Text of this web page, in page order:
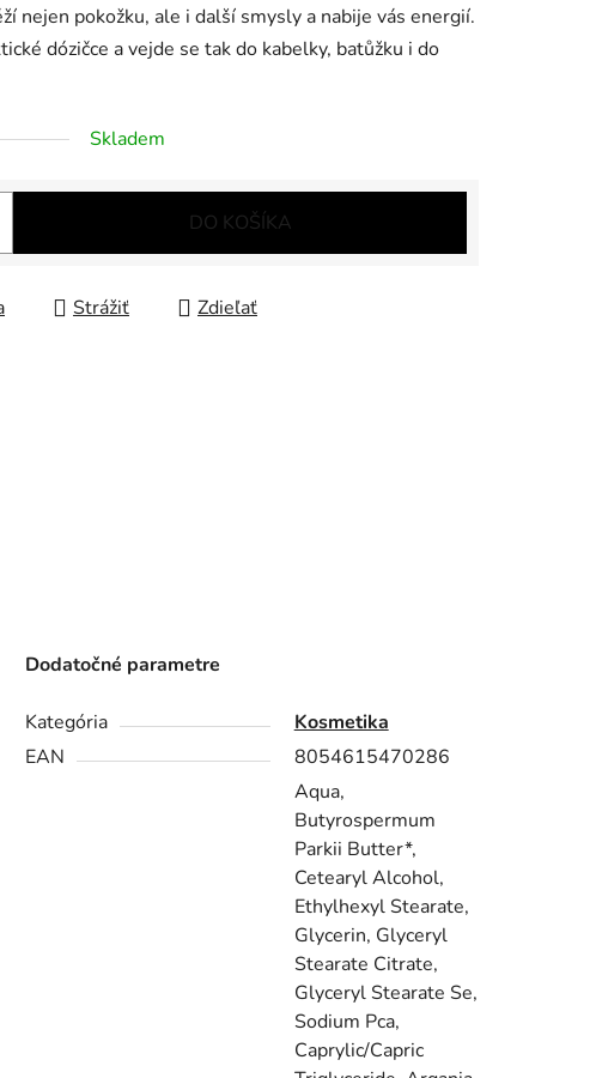
nejen pokožku, ale i další smysly a nabije vás energií.
dózičce a vejde se tak do kabelky, batůžku i do
Skladem
DO KOŠÍKA
Strážiť Zdieľať
Dodatočné parametre
Kategória
Kosmetika
EAN
8054615470286
Aqua,
Butyrospermum
Parkii Butter*,
Cetearyl Alcohol,
Ethylhexyl Stearate,
Glycerin, Glyceryl
Stearate Citrate,
Glyceryl Stearate Se,
Sodium Pca,
Caprylic/Capric